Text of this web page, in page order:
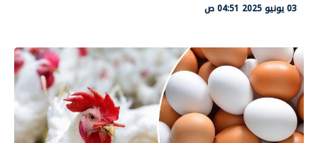
03 يونيو 2025 04:51 ص